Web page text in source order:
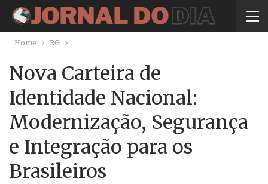
Home RG
Nova Carteira de
Identidade Nacional:
Modernização, Segurança
e Integração para os
Brasileiros